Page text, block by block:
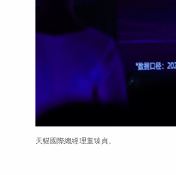
天貓國際總經理董臻貞。